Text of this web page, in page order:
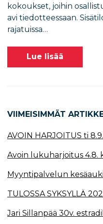
kokoukset, joihin
avi tiedotteessaan.
rajatuissa…
Lue lisää
VIIMEISIMMÄT
AVOIN HARJOITUS ti
Avoin lukuharjoitus 4.8.
Myyntipalvelun
TULOSSA SYKSYLLÄ
Jari Sillanpää 30v.